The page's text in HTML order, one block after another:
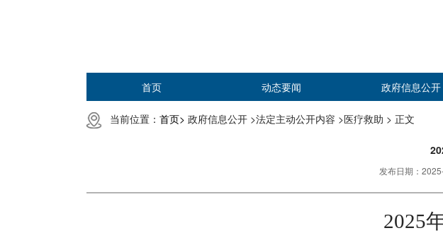
首页 动态要闻 政府信息公开
当前位置： 首页> 政府信息公开 >法定主动公开内容 >医疗救助 > 正文
发布日期：
2025